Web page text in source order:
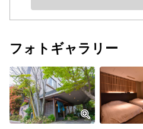
フォトギャラリー